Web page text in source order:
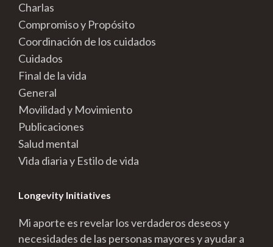
Charlas
Compromiso y Propósito
Coordinación de los cuidados
Cuidados
Final de la vida
General
Movilidad y Movimiento
Publicaciones
Salud mental
Vida diaria y Estilo de vida
Longevity Initiatives
Mi aporte es revelar los verdaderos deseos y
necesidades de las personas mayores y ayudar a